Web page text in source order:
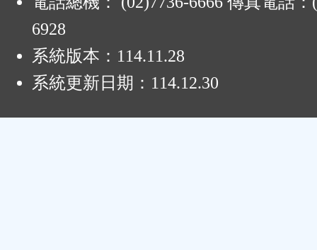
6928
系統版本： 114.11.28
系統更新日期： 114.12.30